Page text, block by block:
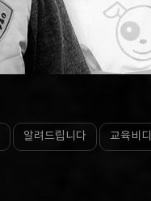
알려드립니다 교육비